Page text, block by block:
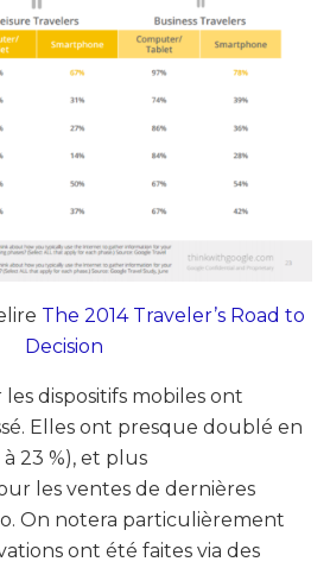
The 2014 Traveler’s Road to
Decision
les dispositifs mobiles ont
Elles ont presque doublé en
à 23 %), et plus
les ventes de dernières
On notera particulièrement
ont été faites via des